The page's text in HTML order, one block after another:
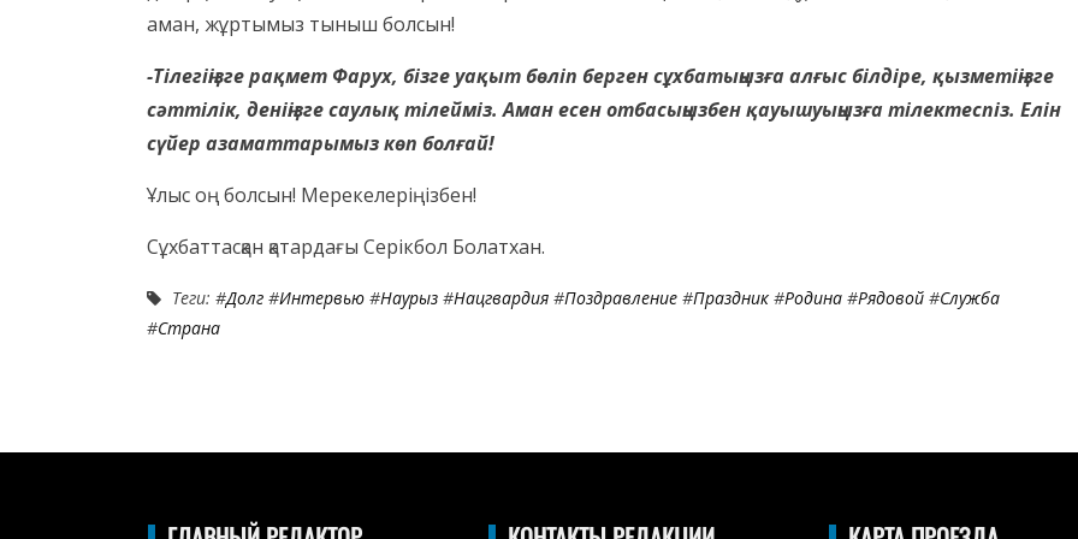
аман, жұртымыз тыныш болсын!
-Тілегіңізге рақмет Фарух, бізге уақыт бөліп берген сұхбатыңызға алғыс білдіре, қызметіңізге
сәттілік, деніңізге саулық тілейміз. Аман есен отбасыңызбен қауышуыңызға тілектеспіз. Елін
сүйер азаматтарымыз көп болғай!
Ұлыс оң болсын! Мерекелеріңізбен!
Сұхбаттасқан қатардағы Серікбол Болатхан.
Теги: #Долг #Интервью #Наурыз #Нацгвардия #Поздравление #Праздник #Родина #Рядовой #Служба
#Страна